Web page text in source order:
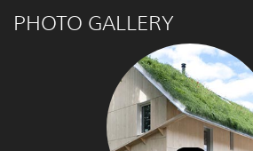
PHOTO GALLERY